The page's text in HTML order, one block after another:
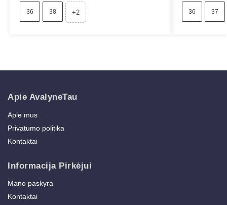
36 38 +2 36 37
Apie AvalyneTau
Apie mus
Privatumo politika
Kontaktai
Informacija Pirkėjui
Mano paskyra
Kontaktai